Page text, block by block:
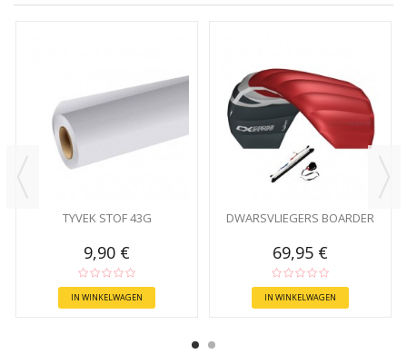
TYVEK STOF 43G
9,90 €
IN WINKELWAGEN
DWARSVLIEGERS BOARDER
69,95 €
IN WINKELWAGEN